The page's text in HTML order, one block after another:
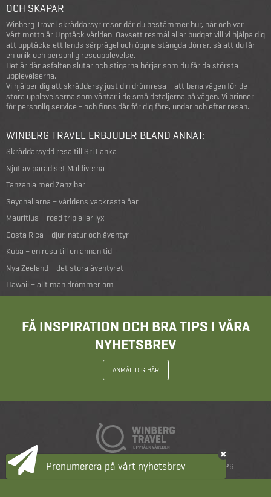
OCH SKAPAR
Winberg Travel skräddarsyr resor där du bestämmer hur, när och var.
Vårt motto är Upptäck världen. Oavsett resmål eller budget vill vi hjälpa dig
att upptäcka ett lands särprägel och öppna stängda dörrar, så att du får
en unik och personlig reseupplevelse.
Det är där asfalten slutar och stigarna börjar som du får de största
upplevelserna.
Vi hjälper dig att skräddarsy just din drömresa – att bana vägen för de
stora upplevelserna som väntar i de små detaljerna på vägen. Vi brinner
för personlig service - och finns där för dig före, under och efter resan.
WINBERG TRAVEL ERBJUDER BLAND ANNAT:
Skräddarsydd resa till Sri Lanka
Njut av paradiset Maldiverna
Tanzania med Zanzibar
Seychellerna – världens vackraste öar
Mauritius – road trip eller lyx
Costa Rica – djur, natur och äventyr
Kuba – en resa till en annan tid
Nya Zeeland – det stora äventyret
Hawaii – allt man drömmer om
FÅ INSPIRATION OCH BRA TIPS I VÅRA
NYHETSBREV
ANMÄL DIG HÄR
Resevillkor | Integritetspolicy | copyright 2026
Prenumerera på vårt nyhetsbrev